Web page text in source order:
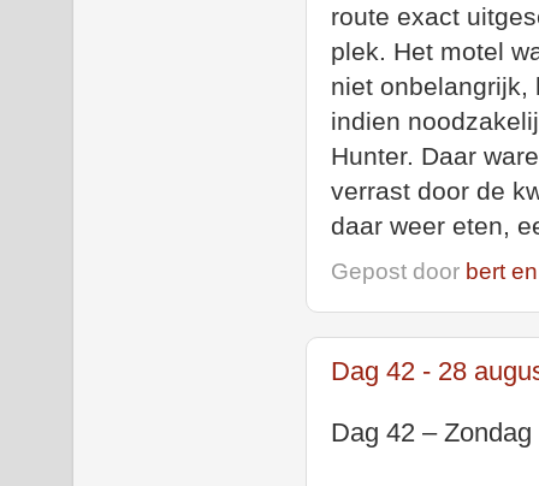
route exact
plek. Het motel
niet onbelangrijk,
indien
Hunter. Daar
verrast door de
daar weer eten,
Gepost door bert
Dag 42 - 28
Dag 42 –